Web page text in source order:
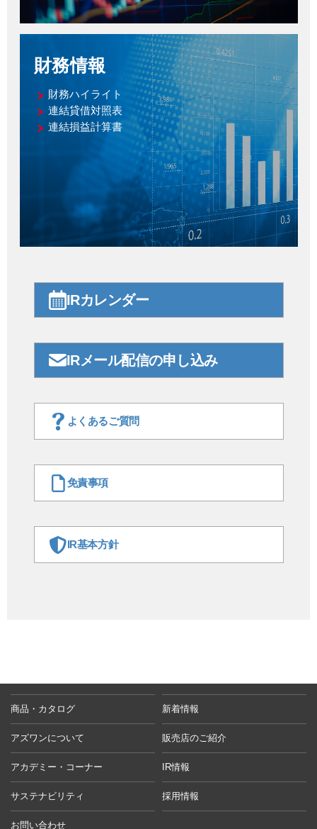
財務情報
財務ハイライト
連結貸借対照表
連結損益計算書
IRカレンダー
IRメール配信の申し込み
よくあるご質問
免責事項
IR基本方針
商品・カタログ 新着情報
アズワンについて 販売店のご紹介
アカデミー・コーナー IR情報
サステナビリティ 採用情報
お問い合わせ